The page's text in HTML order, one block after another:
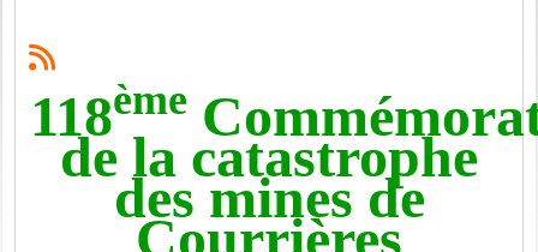
118ème
de la catastrophe
des mines de
Courrières